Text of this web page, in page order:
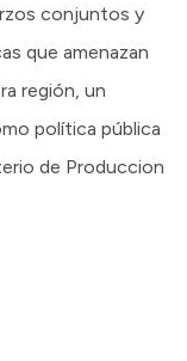
conjuntos y
que amenazan
región, un
política pública
de Produccion